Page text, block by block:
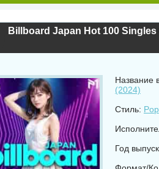
Billboard Japan Hot 100 Singles
Название
(2024)
Стиль: Pop
Год